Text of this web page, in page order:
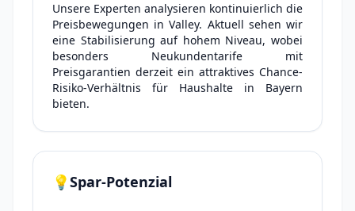
Unsere Experten analysieren kontinuierlich die
Preisbewegungen in Valley. Aktuell sehen wir
eine Stabilisierung auf hohem Niveau, wobei
besonders Neukundentarife mit
Preisgarantien derzeit ein attraktives Chance-
Risiko-Verhältnis für Haushalte in Bayern
bieten.
💡Spar-Potenzial